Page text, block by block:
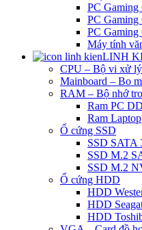
PC Gaming
PC Gaming
PC Gaming
Máy tính
LINH
CPU – Bộ vi xử lý
Mainboard – Bo
RAM – Bộ nhớ
Ram PC
Ram Laptop
Ổ cứng SSD
SSD SATA
SSD M.2
SSD M.2
Ổ cứng HDD
HDD
HDD
HDD